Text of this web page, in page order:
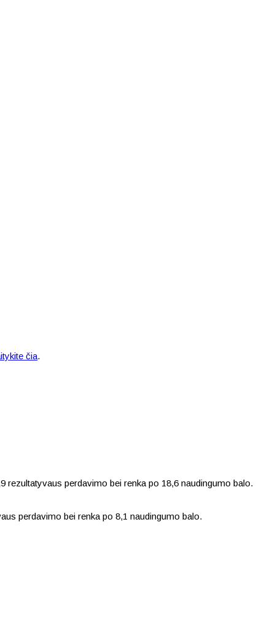
čia.
perdavimo bei renka po 18,6 naudingumo balo.
perdavimo bei renka po 8,1 naudingumo balo.